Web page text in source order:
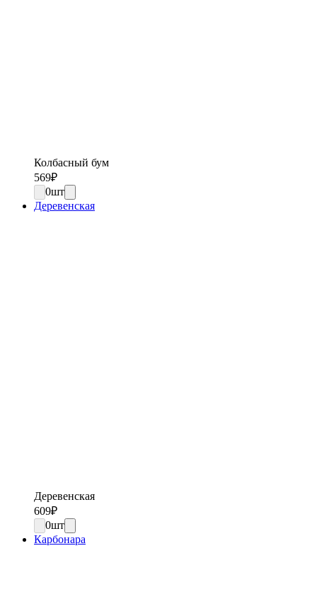
Колбасный бум
569₽
0шт
Деревенская
Деревенская
609₽
0шт
Карбонара